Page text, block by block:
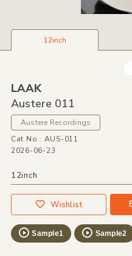
12inch
LAAK
Austere 011
Austere Recordings
Cat No.: AUS-011
2026-06-23
12inch
Wishlist
Sample1 Sample2